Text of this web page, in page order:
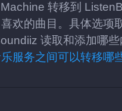
转移到
欢的曲目。具体选项
读取和添加哪些
服务之间可以转移哪